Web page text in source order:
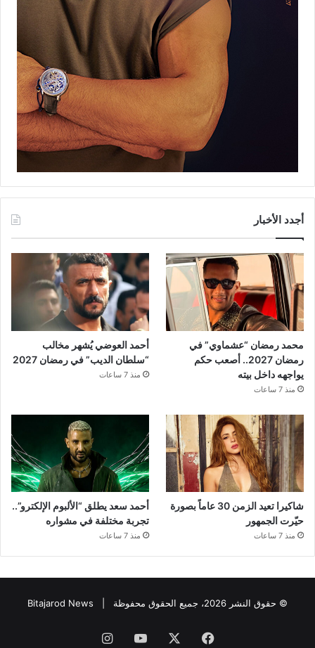
أجدد الأخبار
محمد رمضان “عشماوي” في
رمضان 2027.. أصعب حكم
يواجهه داخل بيته
منذ 7 ساعات
أحمد العوضي يُشهر مخالب
“سلطان الديب” في رمضان 2027
منذ 7 ساعات
شاكيرا تعيد الزمن 30 عاماً بصورة
حيّرت الجمهور
منذ 7 ساعات
أحمد سعد يطلق “الألبوم الإلكترو”..
تجربة مختلفة في مشواره
منذ 7 ساعات
© حقوق النشر 2026، جميع الحقوق محفوظة | Bitajarod News
فيسبوك ‫YouTubeانستقرام